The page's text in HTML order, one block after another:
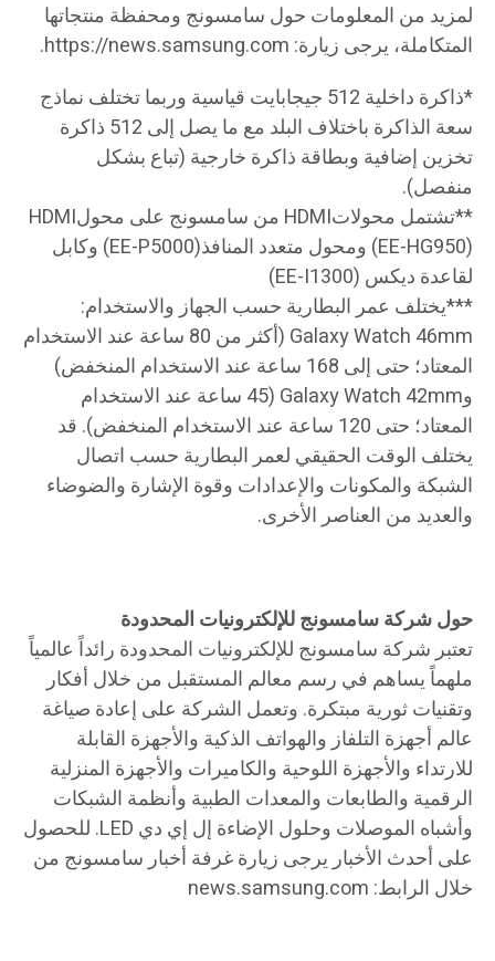
لمزيد من المعلومات حول سامسونج ومحفظة منتجاتها
المتكاملة، يرجى زيارة: https://news.samsung.com.
*ذاكرة داخلية 512 جيجابايت قياسية وربما تختلف نماذج
سعة الذاكرة باختلاف البلد مع ما يصل إلى 512 ذاكرة
تخزين إضافية وبطاقة ذاكرة خارجية (تباع بشكل
منفصل).
**تشتمل محولاتHDMI من سامسونج على محولHDMI
(EE-HG950) ومحول متعدد المنافذ(EE-P5000) وكابل
لقاعدة ديكس (EE-I1300)
***يختلف عمر البطارية حسب الجهاز والاستخدام:
Galaxy Watch 46mm (أكثر من 80 ساعة عند الاستخدام
المعتاد؛ حتى إلى 168 ساعة عند الاستخدام المنخفض)
وGalaxy Watch 42mm (45 ساعة عند الاستخدام
المعتاد؛ حتى 120 ساعة عند الاستخدام المنخفض). قد
يختلف الوقت الحقيقي لعمر البطارية حسب اتصال
الشبكة والمكونات والإعدادات وقوة الإشارة والضوضاء
والعديد من العناصر الأخرى.
حول شركة سامسونج للإلكترونيات المحدودة
تعتبر شركة سامسونج للإلكترونيات المحدودة رائداً عالمياً
ملهماً يساهم في رسم معالم المستقبل من خلال أفكار
وتقنيات ثورية مبتكرة. وتعمل الشركة على إعادة صياغة
عالم أجهزة التلفاز والهواتف الذكية والأجهزة القابلة
للارتداء والأجهزة اللوحية والكاميرات والأجهزة المنزلية
الرقمية والطابعات والمعدات الطبية وأنظمة الشبكات
وأشباه الموصلات وحلول الإضاءة إل إي دي LED. للحصول
على أحدث الأخبار يرجى زيارة غرفة أخبار سامسونج من
خلال الرابط: news.samsung.com